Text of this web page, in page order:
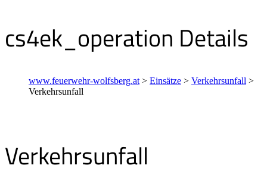
cs4ek_operation Details
www.feuerwehr-wolfsberg.at > Einsätze > Verkehrsunfall >
Verkehrsunfall
Verkehrsunfall